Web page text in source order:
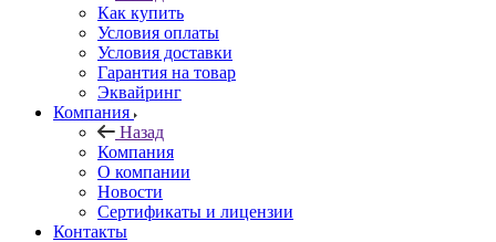
Как купить
Условия оплаты
Условия доставки
Гарантия на товар
Эквайринг
Компания
Назад
Компания
О компании
Новости
Сертификаты и лицензии
Контакты